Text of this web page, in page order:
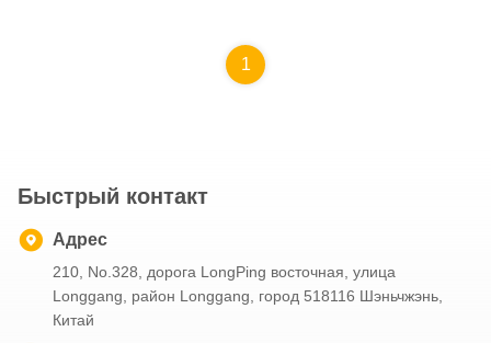
1
Быстрый контакт
Адрес
210, No.328, дорога LongPing восточная, улица
Longgang, район Longgang, город 518116 Шэньчжэнь,
Китай